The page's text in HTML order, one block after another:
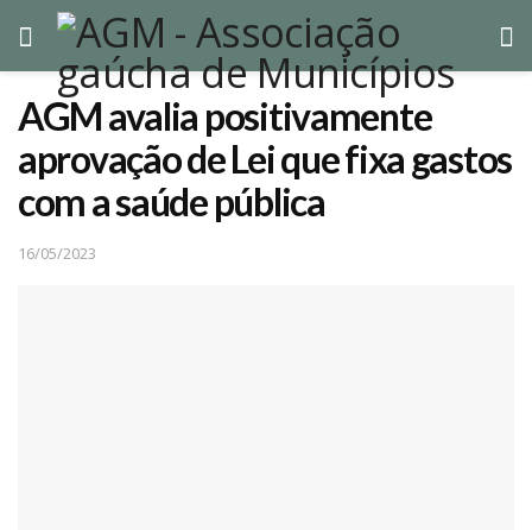
AGM avalia positivamente
aprovação de Lei que fixa gastos
com a saúde pública
16/05/2023